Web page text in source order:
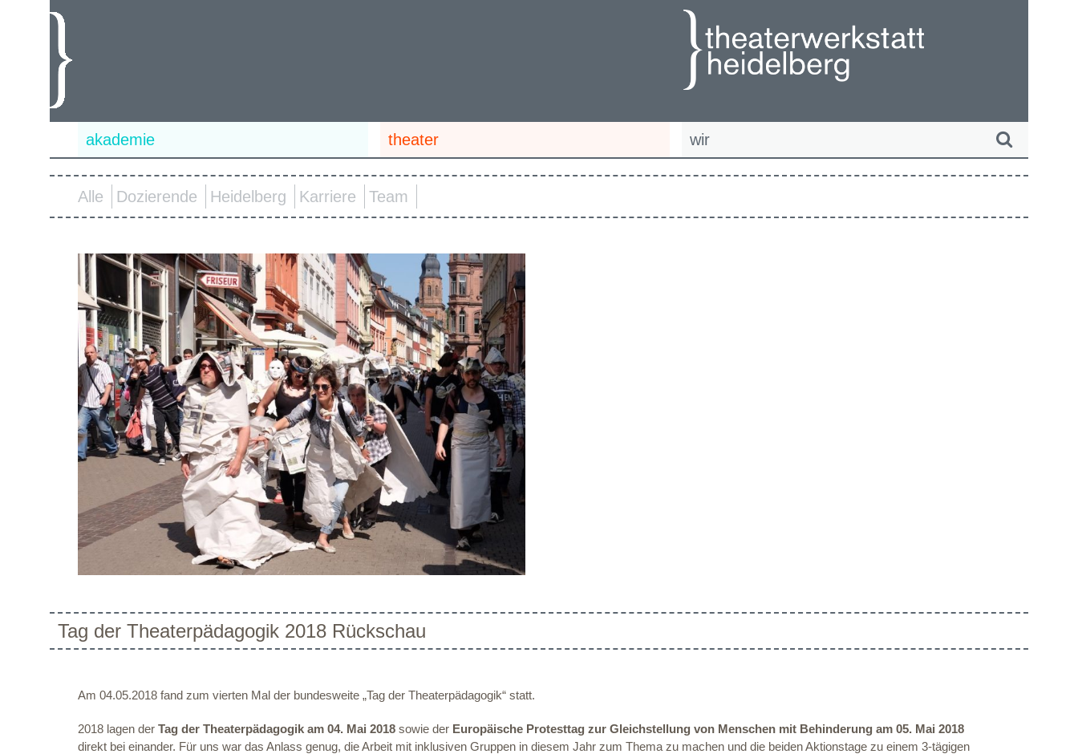
akademie theater wir
Alle Dozierende Heidelberg Karriere Team
Tag der Theaterpädagogik 2018 Rückschau
Am 04.05.2018 fand zum vierten Mal der bundesweite „Tag der Theaterpädagogik“ statt.
2018 lagen der Tag der Theaterpädagogik am 04. Mai 2018 sowie der Europäische Protesttag zur Gleichstellung von Menschen mit Behinderung am 05. Mai 2018
direkt bei einander. Für uns war das Anlass genug, die Arbeit mit inklusiven Gruppen in diesem Jahr zum Thema zu machen und die beiden Aktionstage zu einem 3-tägigen